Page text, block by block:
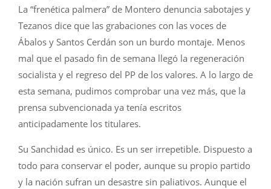
La “frenética palmera” de Montero denuncia sabotajes y
Tezanos dice que las grabaciones con las voces de
Ábalos y Santos Cerdán son un burdo montaje. Menos
mal que el pasado fin de semana llegó la regeneración
socialista y el regreso del PP de los valores. A lo largo de
esta semana, pudimos comprobar una vez más, que la
prensa subvencionada ya tenía escritos
anticipadamente los titulares.
Su Sanchidad es único. Es un ser irrepetible. Dispuesto a
todo para conservar el poder, aunque su propio partido
y la nación sufran un desastre sin paliativos. Aunque el